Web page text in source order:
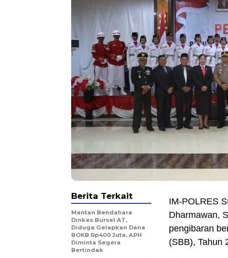
IM-POLRES
Dharmawan,
pengibaran
(SBB), Tahun
Berita Terkait
Mantan Bendahara
Dinkes Bursel AT,
Diduga Gelapkan Dana
BOKB Rp400 Juta, APH
Diminta Segera
Bertindak